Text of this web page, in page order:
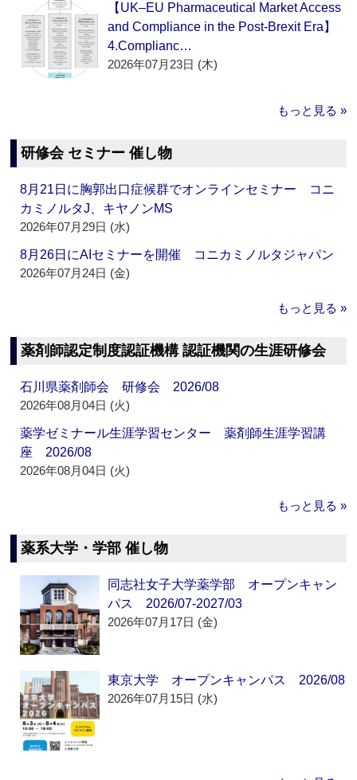
【UK–EU Pharmaceutical Market Access
and Compliance in the Post-Brexit Era】
4.Complianc…
2026年07月23日 (木)
もっと見る »
研修会 セミナー 催し物
8月21日に胸郭出口症候群でオンラインセミナー コニ
カミノルタJ、キヤノンMS
2026年07月29日 (水)
8月26日にAIセミナーを開催 コニカミノルタジャパン
2026年07月24日 (金)
もっと見る »
薬剤師認定制度認証機構 認証機関の生涯研修会
石川県薬剤師会 研修会 2026/08
2026年08月04日 (火)
薬学ゼミナール生涯学習センター 薬剤師生涯学習講
座 2026/08
2026年08月04日 (火)
もっと見る »
薬系大学・学部 催し物
同志社女子大学薬学部 オープンキャン
パス 2026/07-2027/03
2026年07月17日 (金)
東京大学 オープンキャンパス 2026/08
2026年07月15日 (水)